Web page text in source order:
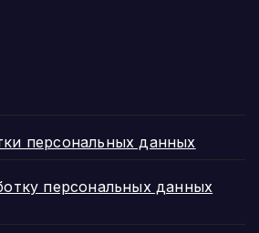
персональных данных
персональных данных